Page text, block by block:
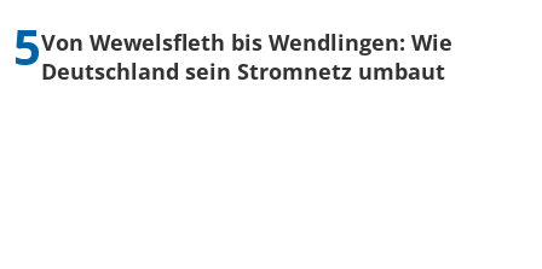
Von Wewelsfleth bis Wendlingen: Wie
Deutschland sein Stromnetz umbaut